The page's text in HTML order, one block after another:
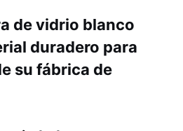
de vidrio blanco
duradero para
su fábrica de